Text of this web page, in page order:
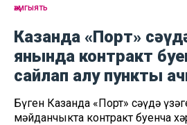
җәмгыять
Казанда «Порт»
янында контракт
сайлап алу пункты
Бүген Казанда «Порт» сәүдә
мәйданчыкта контракт буенча